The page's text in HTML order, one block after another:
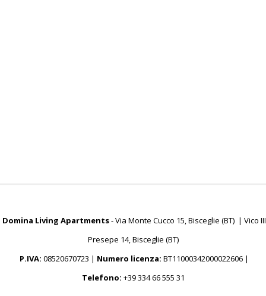
Domina Living Apartments- Via Monte Cucco 15, Bisceglie (BT) | Vico III
Presepe 14, Bisceglie (BT)
P.IVA: 08520670723 | Numero licenza: BT11000342000022606 |
Telefono: +39 334 66 555 31